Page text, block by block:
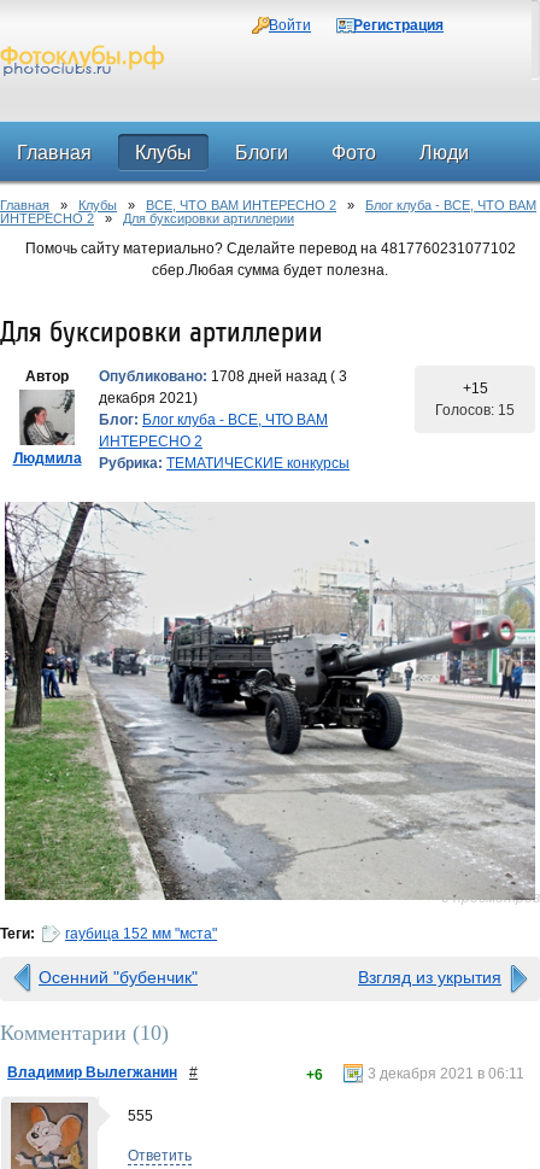
Войти Регистрация
Главная Клубы Блоги Фото Люди
Форум
Главная » Клубы » ВСЕ, ЧТО ВАМ ИНТЕРЕСНО 2 » Блог клуба - ВСЕ, ЧТО ВАМ
ИНТЕРЕСНО 2 » Для буксировки артиллерии
Помочь сайту материально? Сделайте перевод на 4817760231077102
сбер.Любая сумма будет полезна.
Для буксировки артиллерии
Автор
Людмила
Опубликовано: 1708 дней назад ( 3
декабря 2021)
Блог: Блог клуба - ВСЕ, ЧТО ВАМ
ИНТЕРЕСНО 2
Рубрика: ТЕМАТИЧЕСКИЕ конкурсы
+15
Голосов: 15
0 просмотров
Теги: гаубица 152 мм "мста"
Осенний "бубенчик" Взгляд из укрытия
Комментарии (10)
Владимир Вылегжанин # 3 декабря 2021 в 06:11
+6
555
Ответить